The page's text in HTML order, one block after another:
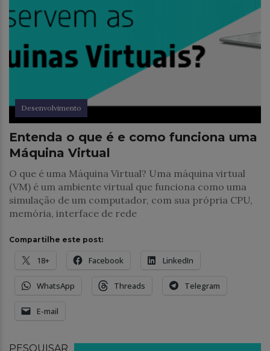
Desenvolvimento
Entenda o que é e como funciona uma
Máquina Virtual
O que é uma Máquina Virtual? Uma máquina virtual
(VM) é um ambiente virtual que funciona como uma
simulação de um computador, com sua própria CPU,
memória, interface de rede
Compartilhe este post:
18+ Facebook LinkedIn
WhatsApp Threads Telegram
E-mail
PESQUISAR